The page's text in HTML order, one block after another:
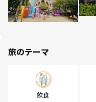
旅のテーマ
飲食